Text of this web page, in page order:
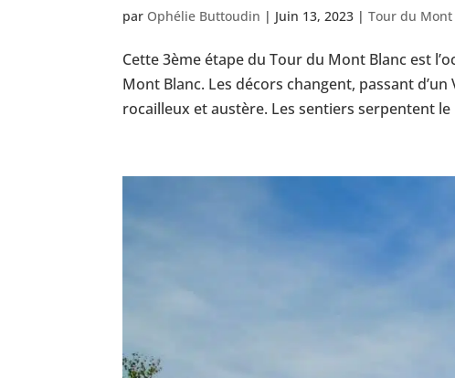
par Ophélie Buttoudin | Juin 13, 2023 |Tour du
Cette 3ème étape du Tour du Mont Blanc est
Mont Blanc. Les décors changent, passant
rocailleux et austère. Les sentiers serpentent le